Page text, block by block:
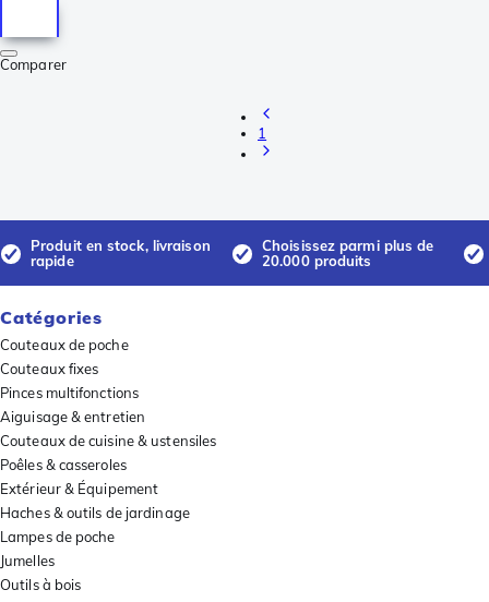
Comparer
1
Produit en stock, livraison
rapide
Choisissez parmi plus de
20.000 produits
Catégories
Couteaux de poche
Couteaux fixes
Pinces multifonctions
Aiguisage & entretien
Couteaux de cuisine & ustensiles
Poêles & casseroles
Extérieur & Équipement
Haches & outils de jardinage
Lampes de poche
Jumelles
Outils à bois